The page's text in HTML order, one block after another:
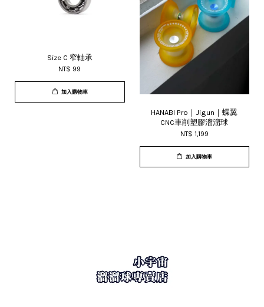
Size C 窄軸承
NT$ 99
加入購物車
HANABI Pro｜Jigun｜蝶翼
CNC車削塑膠溜溜球
NT$ 1,199
加入購物車